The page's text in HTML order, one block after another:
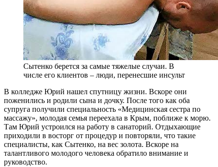
Сытенко берется за самые тяжелые случаи. В
числе его клиентов – люди, перенесшие инсульт
В колледже Юрий нашел спутницу жизни. Вскоре они
поженились и родили сына и дочку. После того как оба
супруга получили специальность «Медицинская сестра по
массажу», молодая семья переехала в Крым, поближе к морю.
Там Юрий устроился на работу в санаторий. Отдыхающие
приходили в восторг от процедур и повторяли, что такие
специалисты, как Сытенко, на вес золота. Вскоре на
талантливого молодого человека обратило внимание и
руководство.